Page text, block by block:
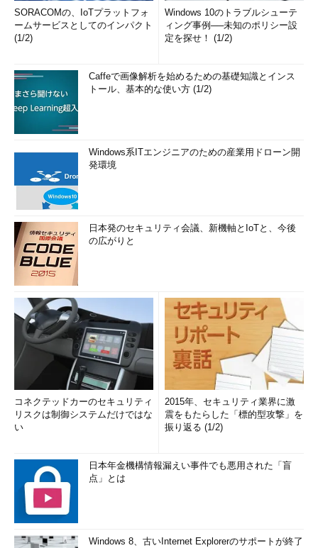
SORACOMの、IoTプラットフォ
ームサービスとしてのインパクト
(1/2)
Windows 10のトラブルシューテ
ィング事例──未知のポリシー設
定を探せ！ (1/2)
Caffeで画像解析を始めるための基礎知識とインス
トール、基本的な使い方 (1/2)
Windows系ITエンジニアのための産業用ドローン開
発環境
日本発のセキュリティ会議、新機軸とIoTと、今後
の広がりと
コネクテッドカーのセキュリティ
リスクは制御システムだけではな
い
2015年、セキュリティ業界に激
震をもたらした「標的型攻撃」を
振り返る (1/2)
日本年金機構情報漏えい事件でも悪用された「盲
点」とは
Windows 8、古いInternet Explorerのサポートが終了